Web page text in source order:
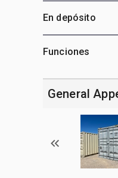
En depósito
Funciones
General